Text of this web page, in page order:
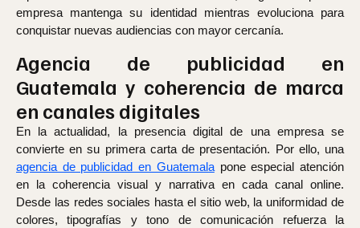
empresa mantenga su identidad mientras evoluciona para
conquistar nuevas audiencias con mayor cercanía.
Agencia de publicidad en
Guatemala y coherencia de marca
en canales digitales
En la actualidad, la presencia digital de una empresa se
convierte en su primera carta de presentación. Por ello, una
agencia de publicidad en Guatemalapone especial atención
en la coherencia visual y narrativa en cada canal online.
Desde las redes sociales hasta el sitio web, la uniformidad de
colores, tipografías y tono de comunicación refuerza la